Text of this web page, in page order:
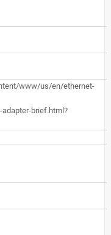
www/us/en/ethernet-
adapter-brief.html?